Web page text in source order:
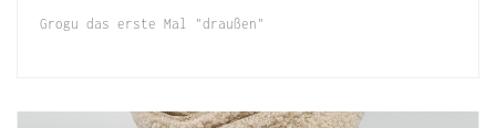
Grogu das erste Mal "draußen"